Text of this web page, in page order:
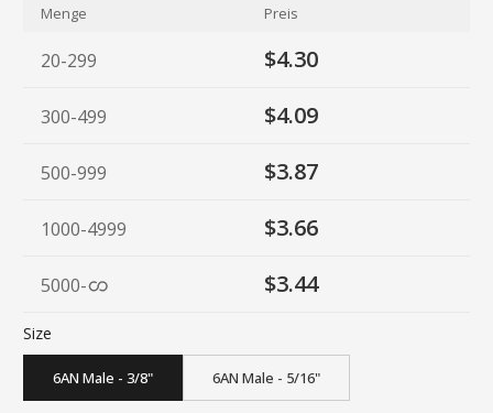
Menge Preis
20-299 $4.30
300-499 $4.09
500-999 $3.87
1000-4999 $3.66
5000- $3.44
Size
6AN Male - 3/8" 6AN Male - 5/16"